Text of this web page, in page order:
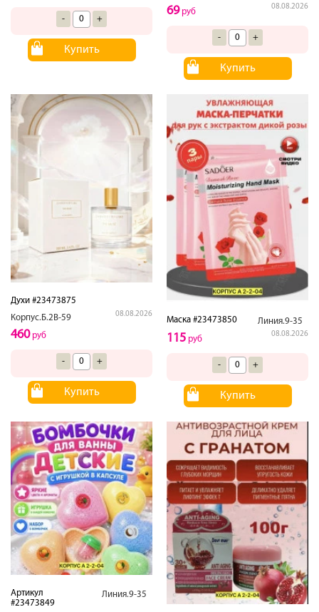
- +
Купить
08.08.2026
69руб
- +
Купить
Духи #23473875
Корпус.Б.2В-59
08.08.2026
460руб
- +
Купить
Маска #23473850 Линия.9-35
08.08.2026
115 руб
- +
Купить
Артикул
#23473849
Линия.9-35